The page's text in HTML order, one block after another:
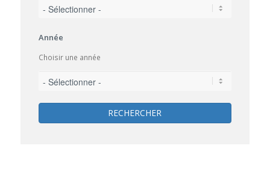
Année
Choisir une année
RECHERCHER